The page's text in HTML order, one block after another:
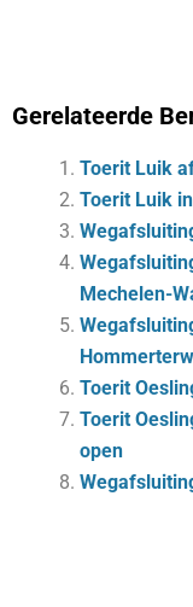
Gerelateerde
Toerit Luik
Toerit Luik
Mechelen-
Toerit
Toerit
open